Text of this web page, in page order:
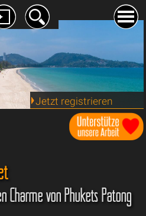
Jetzt registrieren
Charme von Phukets Patong